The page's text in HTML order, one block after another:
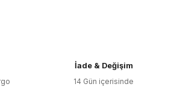
bulunuyor.
İade & Değişim
14 Gün içerisinde